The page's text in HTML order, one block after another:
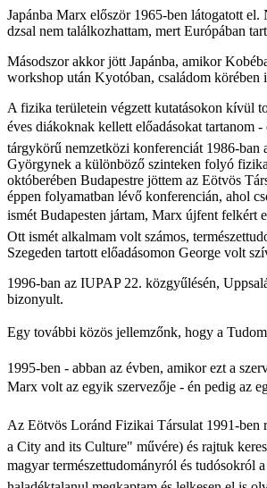
Japánba Marx először 1965-ben látogatott
dzsal nem találkozhattam, mert Európában
Másodszor akkor jött Japánba, amikor
workshop után Kyotóban, családom
A fizika területein végzett kutatásokon kívül
éves diákoknak kellett előadásokat tartanom
tárgykörű nemzetközi konferenciát 1986-
Györgynek a különböző szinteken folyó
októberében Budapestre jöttem az Eötvös
éppen folyamatban lévő konferencián, ahol
ismét Budapesten jártam, Marx újfent felkért
Ott ismét alkalmam volt számos,
Szegeden tartott előadásomon George volt szí
1996-ban az IUPAP 22. közgyűlésén,
bizonyult.
Egy további közös jellemzőnk, hogy a
1995-ben - abban az évben, amikor ezt a
Marx volt az egyik szervezője - én pedig az
Az Eötvös Loránd Fizikai Társulat 1991-ben
a City and its Culture" művére) és rajtuk
magyar természettudományról és tudósokról